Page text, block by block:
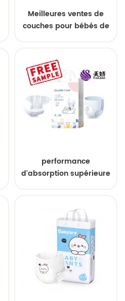
Meilleures ventes de
couches pour bébés de
performance
d'absorption supérieure